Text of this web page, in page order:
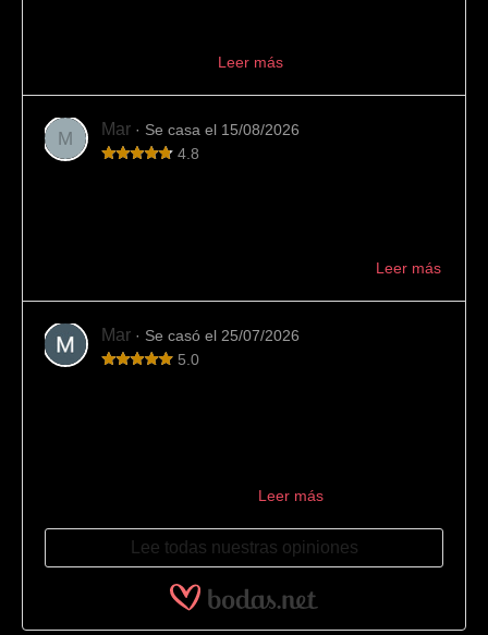
Leer más
M Mar · Se casa el 15/08/2026
4.8
Leer más
Mar · Se casó el 25/07/2026
5.0
Leer más
Lee todas nuestras opiniones